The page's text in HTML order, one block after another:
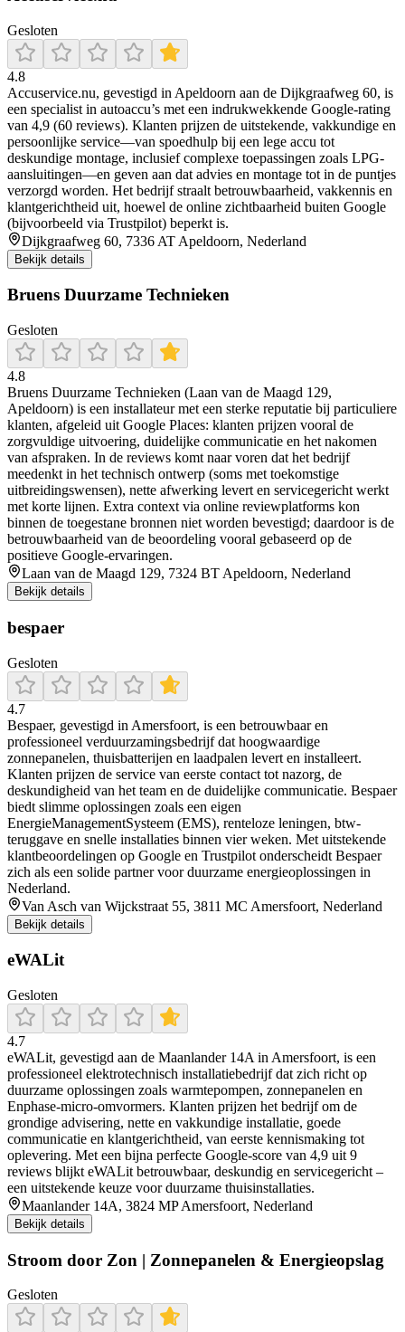
Gesloten
4.8
Accuservice.nu, gevestigd in Apeldoorn aan de Dijkgraafweg 60, is
een specialist in autoaccu’s met een indrukwekkende Google-rating
van 4,9 (60 reviews). Klanten prijzen de uitstekende, vakkundige en
persoonlijke service—van spoedhulp bij een lege accu tot
deskundige montage, inclusief complexe toepassingen zoals LPG-
aansluitingen—en geven aan dat advies en montage tot in de puntjes
verzorgd worden. Het bedrijf straalt betrouwbaarheid, vakkennis en
klantgerichtheid uit, hoewel de online zichtbaarheid buiten Google
(bijvoorbeeld via Trustpilot) beperkt is.
Dijkgraafweg 60, 7336 AT Apeldoorn, Nederland
Bekijk details
Bruens Duurzame Technieken
Gesloten
4.8
Bruens Duurzame Technieken (Laan van de Maagd 129,
Apeldoorn) is een installateur met een sterke reputatie bij particuliere
klanten, afgeleid uit Google Places: klanten prijzen vooral de
zorgvuldige uitvoering, duidelijke communicatie en het nakomen
van afspraken. In de reviews komt naar voren dat het bedrijf
meedenkt in het technisch ontwerp (soms met toekomstige
uitbreidingswensen), nette afwerking levert en servicegericht werkt
met korte lijnen. Extra context via online reviewplatforms kon
binnen de toegestane bronnen niet worden bevestigd; daardoor is de
betrouwbaarheid van de beoordeling vooral gebaseerd op de
positieve Google-ervaringen.
Laan van de Maagd 129, 7324 BT Apeldoorn, Nederland
Bekijk details
bespaer
Gesloten
4.7
Bespaer, gevestigd in Amersfoort, is een betrouwbaar en
professioneel verduurzamingsbedrijf dat hoogwaardige
zonnepanelen, thuisbatterijen en laadpalen levert en installeert.
Klanten prijzen de service van eerste contact tot nazorg, de
deskundigheid van het team en de duidelijke communicatie. Bespaer
biedt slimme oplossingen zoals een eigen
EnergieManagementSysteem (EMS), renteloze leningen, btw-
teruggave en snelle installaties binnen vier weken. Met uitstekende
klantbeoordelingen op Google en Trustpilot onderscheidt Bespaer
zich als een solide partner voor duurzame energieoplossingen in
Nederland.
Van Asch van Wijckstraat 55, 3811 MC Amersfoort, Nederland
Bekijk details
eWALit
Gesloten
4.7
eWALit, gevestigd aan de Maanlander 14A in Amersfoort, is een
professioneel elektrotechnisch installatiebedrijf dat zich richt op
duurzame oplossingen zoals warmtepompen, zonnepanelen en
Enphase-micro-omvormers. Klanten prijzen het bedrijf om de
grondige advisering, nette en vakkundige installatie, goede
communicatie en klantgerichtheid, van eerste kennismaking tot
oplevering. Met een bijna perfecte Google-score van 4,9 uit 9
reviews blijkt eWALit betrouwbaar, deskundig en servicegericht –
een uitstekende keuze voor duurzame thuisinstallaties.
Maanlander 14A, 3824 MP Amersfoort, Nederland
Bekijk details
Stroom door Zon | Zonnepanelen & Energieopslag
Gesloten